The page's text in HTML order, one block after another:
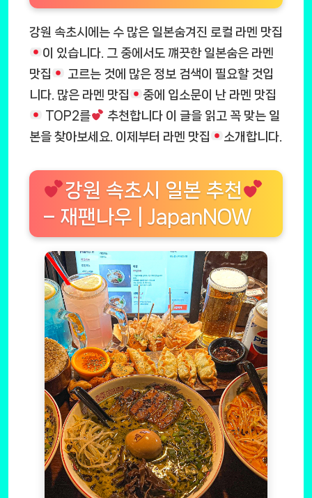
강원 속초시에는 수 많은 일본숨겨진 로컬 라멘 맛집
이 있습니다. 그 중에서도 꺠끗한 일본숨은 라멘
맛집
고르는 것에 많은 정보 검색이 필요할 것입
니다. 많은 라멘 맛집
중에 입소문이 난 라멘 맛집
TOP2를
추천합니다 이 글을 읽고 꼭 맞는 일
본을 찾아보세요. 이제부터 라멘 맛집
소개합니다.
강원 속초시 일본 추천
– 재팬나우 | JapanNOW